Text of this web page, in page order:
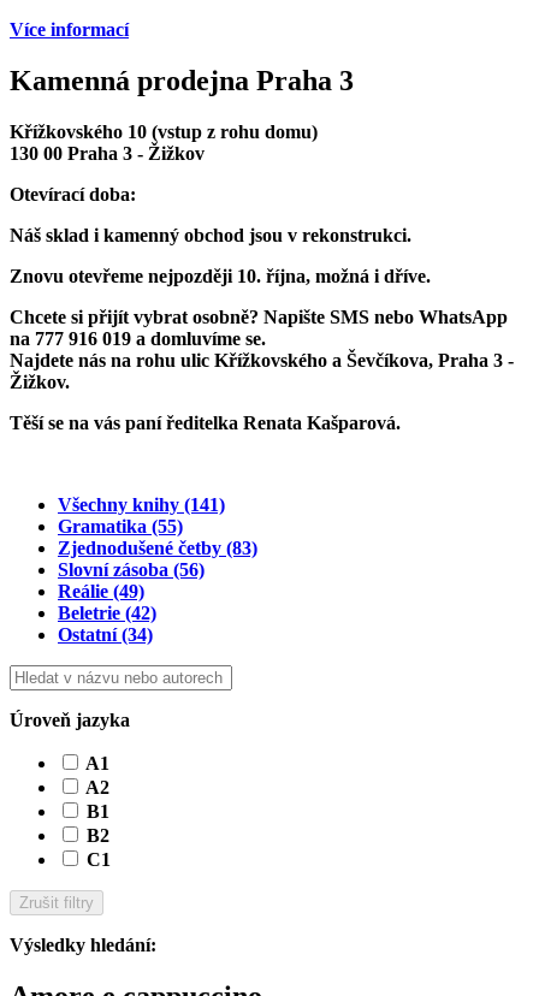
Více informací
Kamenná prodejna Praha 3
Křížkovského 10 (vstup z rohu domu)
130 00 Praha 3 - Žižkov
Otevírací doba:
Náš sklad i kamenný obchod jsou v rekonstrukci.
Znovu otevřeme nejpozději 10. října, možná i dříve.
Chcete si přijít vybrat osobně? Napište SMS nebo WhatsApp
na 777 916 019 a domluvíme se.
Najdete nás na rohu ulic Křížkovského a Ševčíkova, Praha 3 -
Žižkov.
Těší se na vás paní ředitelka Renata Kašparová.
Všechny knihy (141)
Gramatika (55)
Zjednodušené četby (83)
Slovní zásoba (56)
Reálie (49)
Beletrie (42)
Ostatní(34)
Úroveň jazyka
A1
A2
B1
B2
C1
Zrušit filtry
Výsledky hledání: